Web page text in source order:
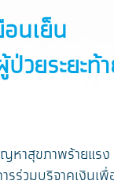
นเย็น
วยระยะท้
สุขภาพร้ายแร
ร่วมบริจาคเงิน